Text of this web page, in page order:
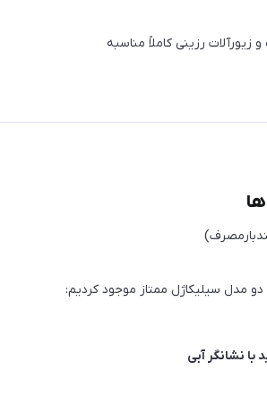
زیورآلات رزینی کاملاً مناسبه
دو مدل سیلیکاژل ممتاز موجود کردیم: